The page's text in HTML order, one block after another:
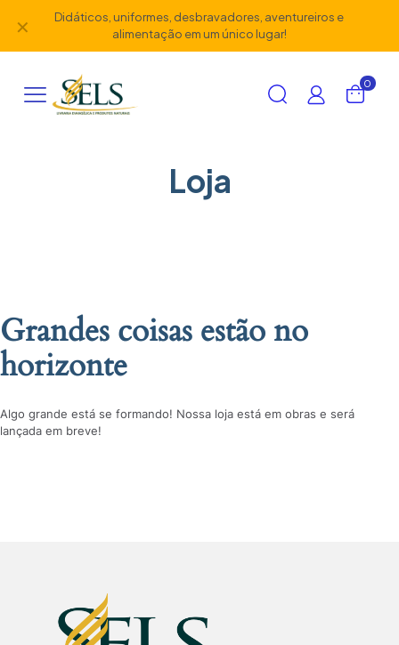
Didáticos, uniformes, desbravadores, aventureiros e
alimentação em um único lugar!
✕
0
Loja
Grandes coisas estão no
horizonte
Algo grande está se formando! Nossa loja está em obras e será
lançada em breve!